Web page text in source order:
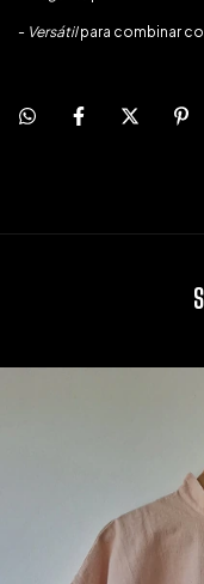
- Versátilpara combinar